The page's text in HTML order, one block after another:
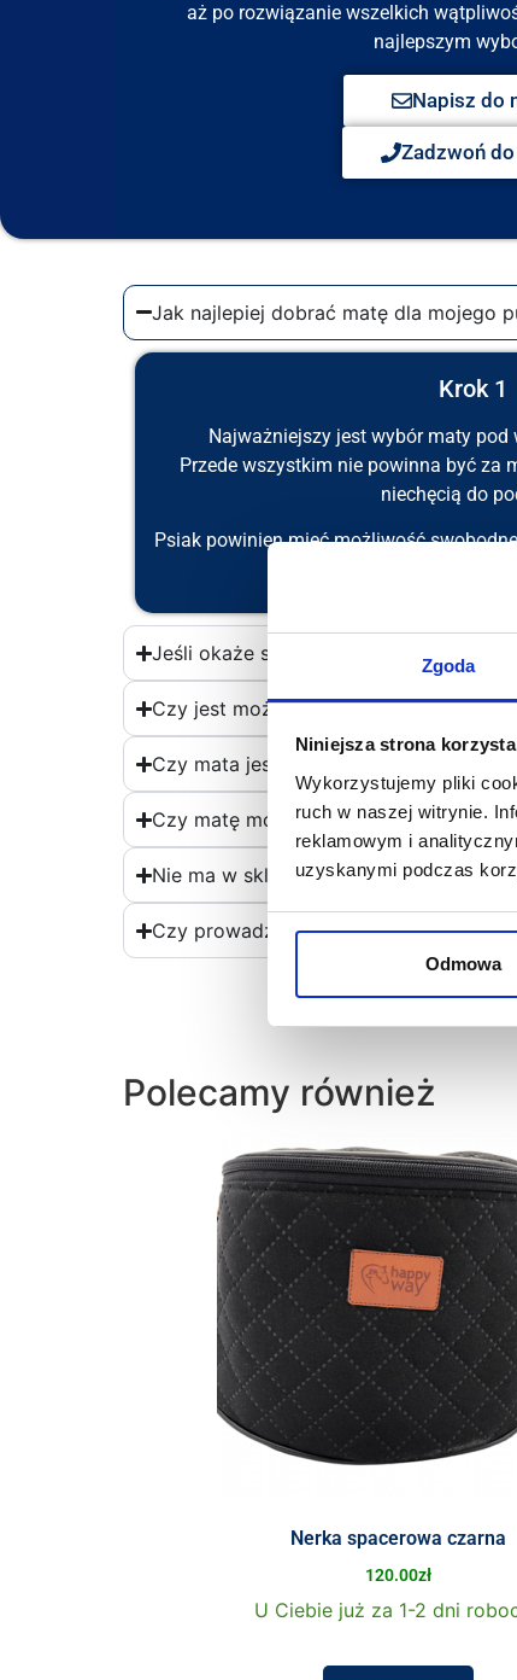
Zgoda
Niniejsza strona
Wykorzystujemy pliki
ruch w naszej witrynie.
reklamowym i
uzyskanymi podczas
Odmowa
aż po rozwiązanie wszelkich
najlepszym
Napisz do
Zadzwoń do
Jak najlepiej dobrać matę dla mojego
Krok 1
Najważniejszy jest wybór maty pod
Przede wszystkim nie powinna być za
niechęcią do
Psiak powinien mieć możliwość
Jeśli okaże się że mata nie pasuje, to
Czy jest możliwość wykonania maty
Czy mata jest wodoodporna?
Czy matę można prać?
Nie ma w sklepie zestawienia "kolor +
Czy prowadzimy serwis naszych
Polecamy również
Nerka spacerowa czarna
120.00zł
U Ciebie już za 1-2 dni